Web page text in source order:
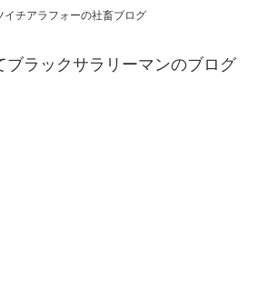
イチアラフォーの社畜ブログ
ブラックサラリーマンのブログ